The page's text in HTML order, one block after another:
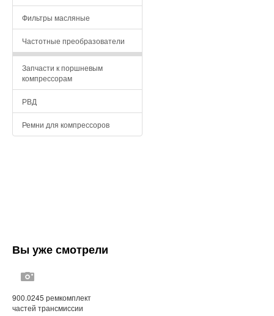
Фильтры масляные
Частотные преобразователи
Запчасти к поршневым
компрессорам
РВД
Ремни для компрессоров
Вы уже смотрели
900.0245 ремкомплект
частей трансмиссии